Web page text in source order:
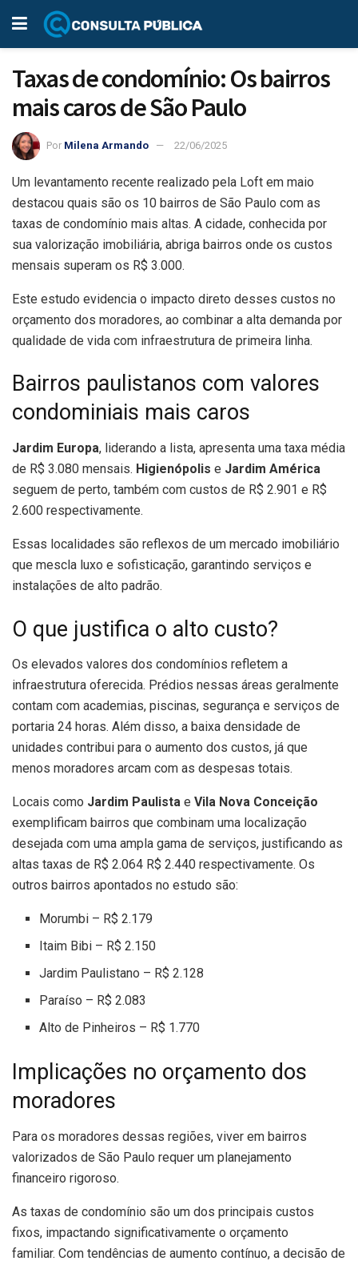
Taxas de condomínio: Os bairros
mais caros de São Paulo
Por Milena Armando 22/06/2025
Um levantamento recente realizado pela Loft em maio
destacou quais são os 10 bairros de São Paulo com as
taxas de condomínio mais altas. A cidade, conhecida por
sua valorização imobiliária, abriga bairros onde os custos
mensais superam os R$ 3.000.
Este estudo evidencia o impacto direto desses custos no
orçamento dos moradores, ao combinar a alta demanda por
qualidade de vida com infraestrutura de primeira linha.
Bairros paulistanos com valores
condominiais mais caros
Jardim Europa, liderando a lista, apresenta uma taxa média
de R$ 3.080 mensais. Higienópolis e Jardim América
seguem de perto, também com custos de R$ 2.901 e R$
2.600 respectivamente.
Essas localidades são reflexos de um mercado imobiliário
que mescla luxo e sofisticação, garantindo serviços e
instalações de alto padrão.
O que justifica o alto custo?
Os elevados valores dos condomínios refletem a
infraestrutura oferecida. Prédios nessas áreas geralmente
contam com academias, piscinas, segurança e serviços de
portaria 24 horas. Além disso, a baixa densidade de
unidades contribui para o aumento dos custos, já que
menos moradores arcam com as despesas totais.
Locais como Jardim Paulista e Vila Nova Conceição
exemplificam bairros que combinam uma localização
desejada com uma ampla gama de serviços, justificando as
altas taxas de R$ 2.064 R$ 2.440 respectivamente. Os
outros bairros apontados no estudo são:
Morumbi – R$ 2.179
Itaim Bibi – R$ 2.150
Jardim Paulistano – R$ 2.128
Paraíso – R$ 2.083
Alto de Pinheiros – R$ 1.770
Implicações no orçamento dos
moradores
Para os moradores dessas regiões, viver em bairros
valorizados de São Paulo requer um planejamento
financeiro rigoroso.
As taxas de condomínio são um dos principais custos
fixos, impactando significativamente o orçamento
familiar. Com tendências de aumento contínuo, a decisão de